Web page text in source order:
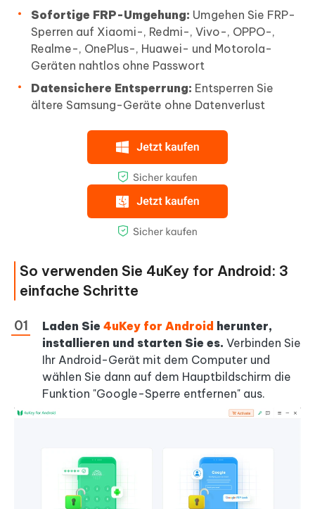
Sofortige FRP-Umgehung: Umgehen Sie FRP-
Sperren auf Xiaomi-, Redmi-, Vivo-, OPPO-,
Realme-, OnePlus-, Huawei- und Motorola-
Geräten nahtlos ohne Passwort
Datensichere Entsperrung: Entsperren Sie
ältere Samsung-Geräte ohne Datenverlust
So verwenden Sie 4uKey for Android: 3
einfache Schritte
Laden Sie 4uKey for Android herunter,
installieren und starten Sie es. Verbinden Sie
Ihr Android-Gerät mit dem Computer und
wählen Sie dann auf dem Hauptbildschirm die
Funktion "Google-Sperre entfernen" aus.